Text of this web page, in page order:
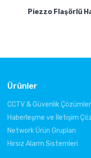
Piezzo Flaşörlü
Ürünler
CCTV & Güvenlik
Haberleşme ve İletişim
Network Ürün Grupları
Hırsız Alarm Sistemleri